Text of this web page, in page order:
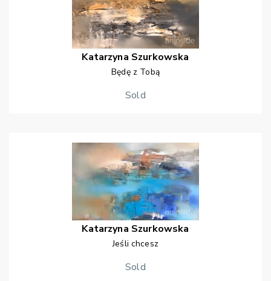
Katarzyna Szurkowska
Będę z Tobą
Sold
Katarzyna Szurkowska
Jeśli chcesz
Sold